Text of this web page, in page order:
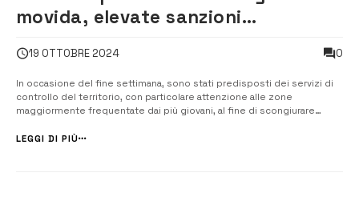
movida, elevate sanzioni
19 OTTOBRE 2024 0
In occasione del fine settimana, sono stati predisposti dei servizi di
controllo del territorio, con particolare attenzione alle zone
maggiormente frequentate dai più giovani, al fine di scongiurare
possono mettere a repentaglio la sicurezza di tutti i cittadini. Nella
LEGGI DI PIÙ